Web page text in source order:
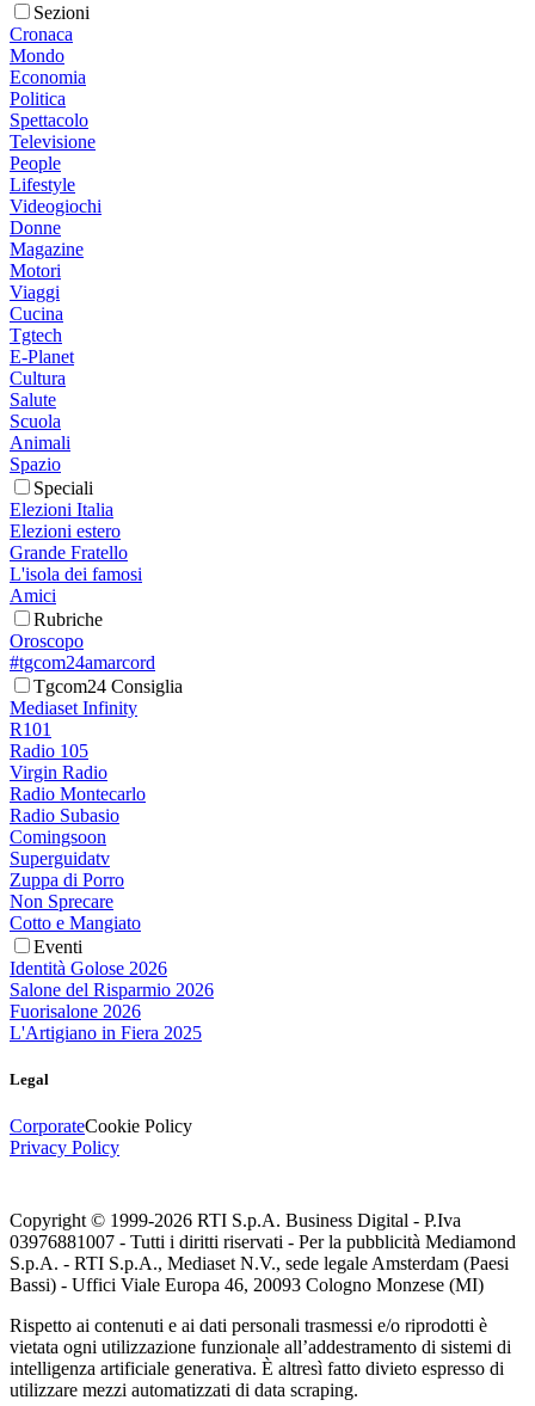
Sezioni
Cronaca
Mondo
Economia
Politica
Spettacolo
Televisione
People
Lifestyle
Videogiochi
Donne
Magazine
Motori
Viaggi
Cucina
Tgtech
E-Planet
Cultura
Salute
Scuola
Animali
Spazio
Speciali
Elezioni Italia
Elezioni estero
Grande Fratello
L'isola dei famosi
Amici
Rubriche
Oroscopo
#tgcom24amarcord
Tgcom24 Consiglia
Mediaset Infinity
R101
Radio 105
Virgin Radio
Radio Montecarlo
Radio Subasio
Comingsoon
Superguidatv
Zuppa di Porro
Non Sprecare
Cotto e Mangiato
Eventi
Identità Golose 2026
Salone del Risparmio 2026
Fuorisalone 2026
L'Artigiano in Fiera 2025
Legal
CorporateCookie Policy
Privacy Policy
Copyright © 1999-2026 RTI S.p.A. Business Digital - P.Iva
03976881007 - Tutti i diritti riservati - Per la pubblicità Mediamond
S.p.A. - RTI S.p.A., Mediaset N.V., sede legale Amsterdam (Paesi
Bassi) - Uffici Viale Europa 46, 20093 Cologno Monzese (MI)
Rispetto ai contenuti e ai dati personali trasmessi e/o riprodotti è
vietata ogni utilizzazione funzionale all’addestramento di sistemi di
intelligenza artificiale generativa. È altresì fatto divieto espresso di
utilizzare mezzi automatizzati di data scraping.